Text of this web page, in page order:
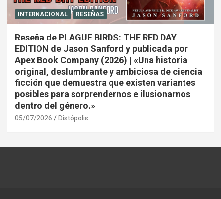
INTERNACIONAL RESEÑAS
Reseña de PLAGUE BIRDS: THE RED DAY
EDITION de Jason Sanford y publicada por
Apex Book Company (2026) | «Una historia
original, deslumbrante y ambiciosa de ciencia
ficción que demuestra que existen variantes
posibles para sorprendernos e ilusionarnos
dentro del género.»
05/07/2026 Distópolis